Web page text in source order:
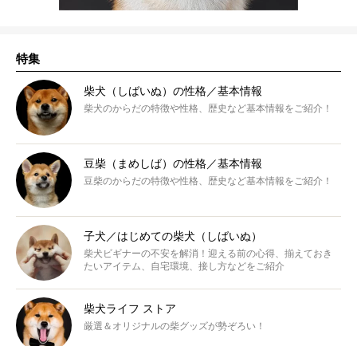
特集
柴犬（しばいぬ）の性格／基本情報
柴犬のからだの特徴や性格、歴史など基本情報をご紹介！
豆柴（まめしば）の性格／基本情報
豆柴のからだの特徴や性格、歴史など基本情報をご紹介！
子犬／はじめての柴犬（しばいぬ）
柴犬ビギナーの不安を解消！迎える前の心得、揃えておき
たいアイテム、自宅環境、接し方などをご紹介
柴犬ライフ ストア
厳選＆オリジナルの柴グッズが勢ぞろい！